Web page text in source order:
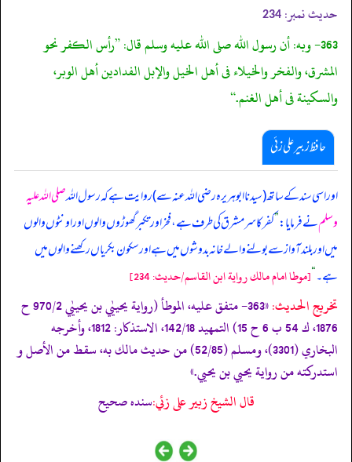
حدیث نمبر: 234
363- وبه: أن رسول الله صلى الله عليه وسلم قال: ”رأس الكفر نحو
المشرق، والفخر والخيلاء فى أهل الخيل والإبل الفدادين أهل الوبر،
والسكينة فى أهل الغنم.“
حافظ زبیر علی زئی
اور اسی سند کے ساتھ (سیدنا ابوہریرہ رضی اللہ عنہ سے) روایت ہے کہ رسول اللہصلی اللہ علیہ
وسلمنے فرمایا:”کفر کا سر مشرق کی طرف ہے، فخر اور تکبر گھوڑوں والوں اور اونٹوں والوں
میں اور بلند آواز سے بولنے والے خانہ بدوشوں میں ہے اور سکون بکریاں رکھنے والوں میں
ہے۔“[موطا امام مالك رواية ابن القاسم/حدیث: 234]
تخریج الحدیث:
«363- متفق عليه، الموطأ (رواية يحييٰي بن يحييٰي 970/2 ح
1876، ك 54 ب 6 ح 15) التمهيد 142/18، الاستذكار: 1812، وأخرجه
البخاري (3301)، ومسلم (52/85) من حديث مالك به، سقط من الأصل و
استدركته من رواية يحيي بن يحيي.»
قال الشيخ زبير على زئي:سنده صحيح